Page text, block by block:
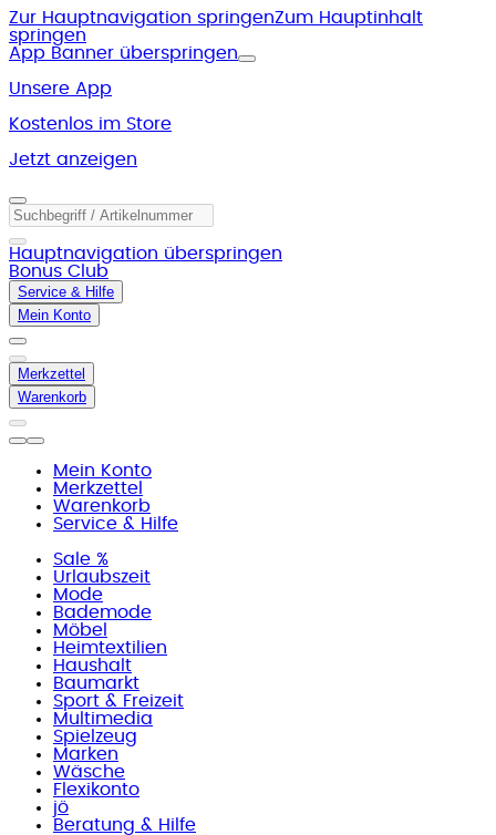
Zur Hauptnavigation springenZum Hauptinhalt
springen
App Banner überspringen
Unsere App
Kostenlos im Store
Jetzt anzeigen
Hauptnavigation überspringen
Bonus Club
Service & Hilfe
Mein Konto
Merkzettel
Warenkorb
Mein Konto
Merkzettel
Warenkorb
Service & Hilfe
Sale %
Urlaubszeit
Mode
Bademode
Möbel
Heimtextilien
Haushalt
Baumarkt
Sport & Freizeit
Multimedia
Spielzeug
Marken
Wäsche
Flexikonto
jö
Beratung & Hilfe